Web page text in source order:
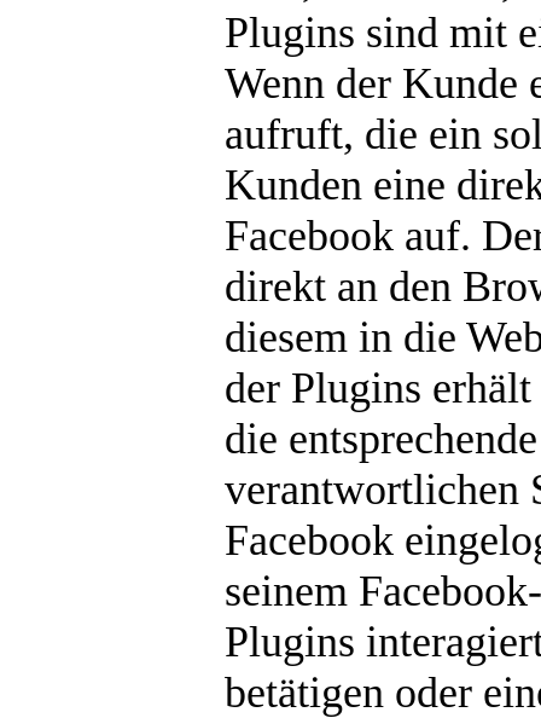
Plugins sind mit
Wenn der Kunde
aufruft, die ein
Kunden eine
Facebook auf.
direkt an den
diesem in die
der Plugins
die
verantwortlichen
Facebook
seinem
Plugins
betätigen oder